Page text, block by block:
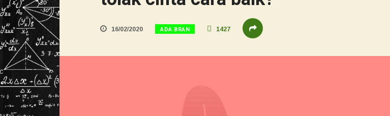
16/02/2020 ADA BRAN 1427